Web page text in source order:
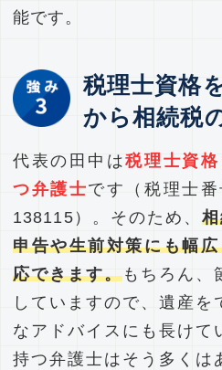
能です。
税理士資格
から相続税
代表の田中は税理士資
つ弁護士です（税理士番
138115）。そのため、
申告や生前対策にも幅
応できます。もちろん、
していますので、遺産を
なアドバイスにも長けて
持つ弁護士はそう多くは